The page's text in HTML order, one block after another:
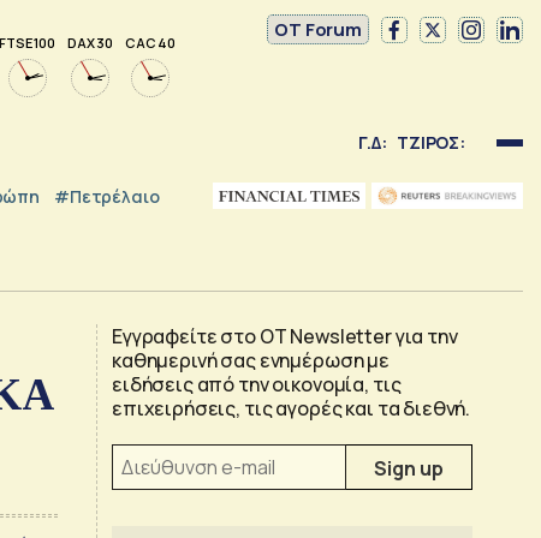
FTSE 100 DAX 30 CAC 40
OT Forum
Γ.Δ: ΤΖΙΡΟΣ:
#Πετρέλαιο
Εγγραφείτε στο OT Newsletter για την
καθημερινή σας ενημέρωση με
ειδήσεις από την οικονομία, τις
επιχειρήσεις, τις αγορές και τα διεθνή.